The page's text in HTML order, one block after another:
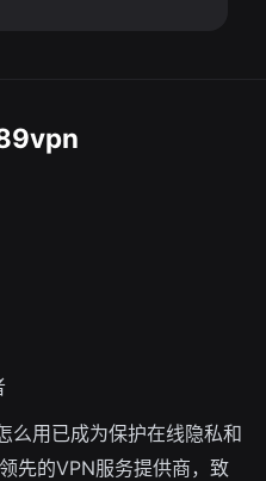
么用已成为保护在线隐私和
先的VPN服务提供商，致